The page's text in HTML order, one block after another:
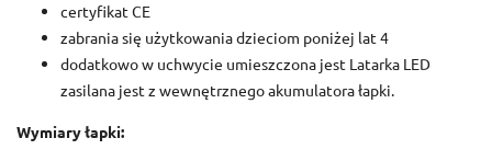
certyfikat CE
zabrania się użytkowania dzieciom poniżej lat 4
dodatkowo w uchwycie umieszczona jest Latarka LED
zasilana jest z wewnętrznego akumulatora łapki.
Wymiary łapki: